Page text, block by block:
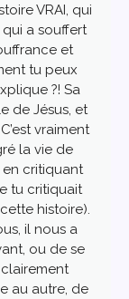
VRAI, qui
qui a souffert
et
tu peux
?! Sa
de Jésus, et
vraiment
la vie de
en critiquant
tu critiquait
histoire).
il nous a
ou de se
au autre, de